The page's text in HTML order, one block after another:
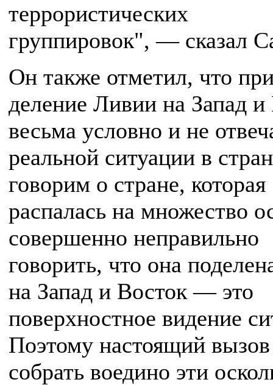
террористических
группировок", — сказал
Он также отметил, что
деление Ливии на Запад и
весьма условно и не
реальной ситуации в
говорим о стране, которая
распалась на множество
совершенно неправильно
говорить, что она
на Запад и Восток — это
поверхностное видение
Поэтому настоящий
собрать воедино эти